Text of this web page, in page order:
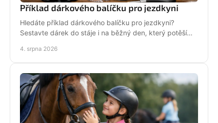
Příklad dárkového balíčku pro jezdkyni
Hledáte příklad dárkového balíčku pro jezdkyni?
Sestavte dárek do stáje i na běžný den, který potěší
4. srpna 2026